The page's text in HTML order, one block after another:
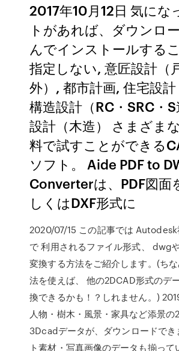
2017年10月12日 気にな
トがあれば、ダウンロ
んでインストールする
指定しない, 意匠設計（
外）, 都市計画, 住宅設
構造設計（RC・SRC・
設計（木造） さまざま
料で試すことができる
ソフト。 Aide PDF to
Converterは、PDF図面
しくはDXF形式に
2020/07/15 この記事では
で 利用されるファイル形式、 dwg
変換する方法をご紹介します。(ち
法を使えば、 他の2DCAD形式のデ
換できるかも！？しれません。)
人物・樹木・風景・家具など添景の
3Dcadデータが、ダウンロードでき
ト素材・写真画像のデータも揃って